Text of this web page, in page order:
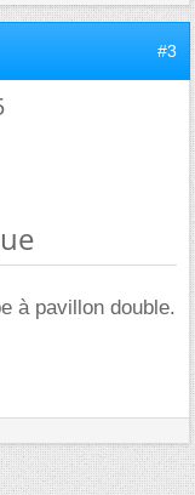
#3
à pavillon double.